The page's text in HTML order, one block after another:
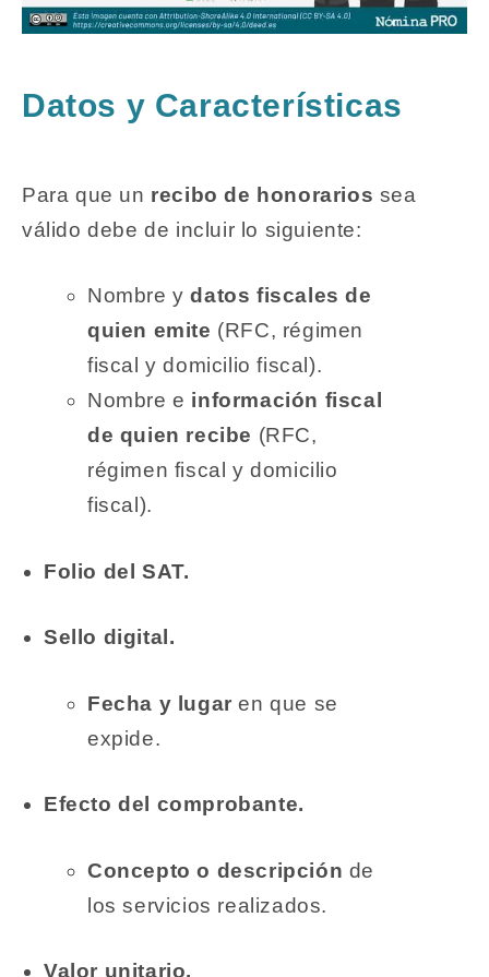
Datos y Características
Para que un recibo de honorarios sea
válido debe de incluir lo siguiente:
Nombre ydatos fiscales de
quien emite (RFC, régimen
fiscal y domicilio fiscal).
Nombre e información fiscal
de quien recibe (RFC,
régimen fiscal y domicilio
fiscal).
Folio del SAT.
Sello digital.
Fecha y lugar en que se
expide.
Efecto del comprobante.
Concepto o descripción de
los servicios realizados.
Valor unitario.